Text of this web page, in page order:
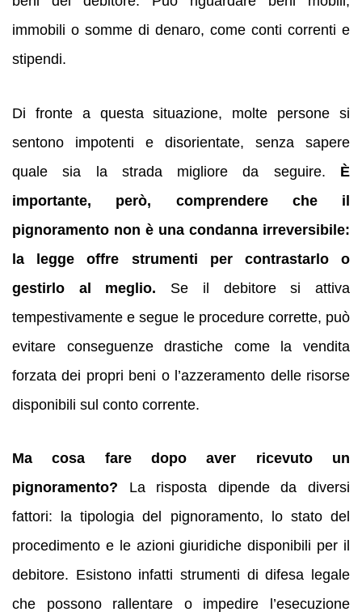
immobili o somme di denaro, come conti correnti e
stipendi.
Di fronte a questa situazione, molte persone si
sentono impotenti e disorientate, senza sapere
quale sia la strada migliore da seguire. È
importante, però, comprendere che il
pignoramento non è una condanna irreversibile:
la legge offre strumenti per contrastarlo o
gestirlo al meglio. Se il debitore si attiva
tempestivamente e segue le procedure corrette, può
evitare conseguenze drastiche come la vendita
forzata dei propri beni o l’azzeramento delle risorse
disponibili sul conto corrente.
Ma cosa fare dopo aver ricevuto un
pignoramento? La risposta dipende da diversi
fattori: la tipologia del pignoramento, lo stato del
procedimento e le azioni giuridiche disponibili per il
debitore. Esistono infatti strumenti di difesa legale
che possono rallentare o impedire l’esecuzione